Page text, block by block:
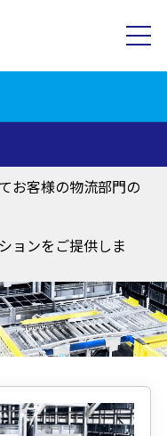
お客様の物流部門の
ョンをご提供しま